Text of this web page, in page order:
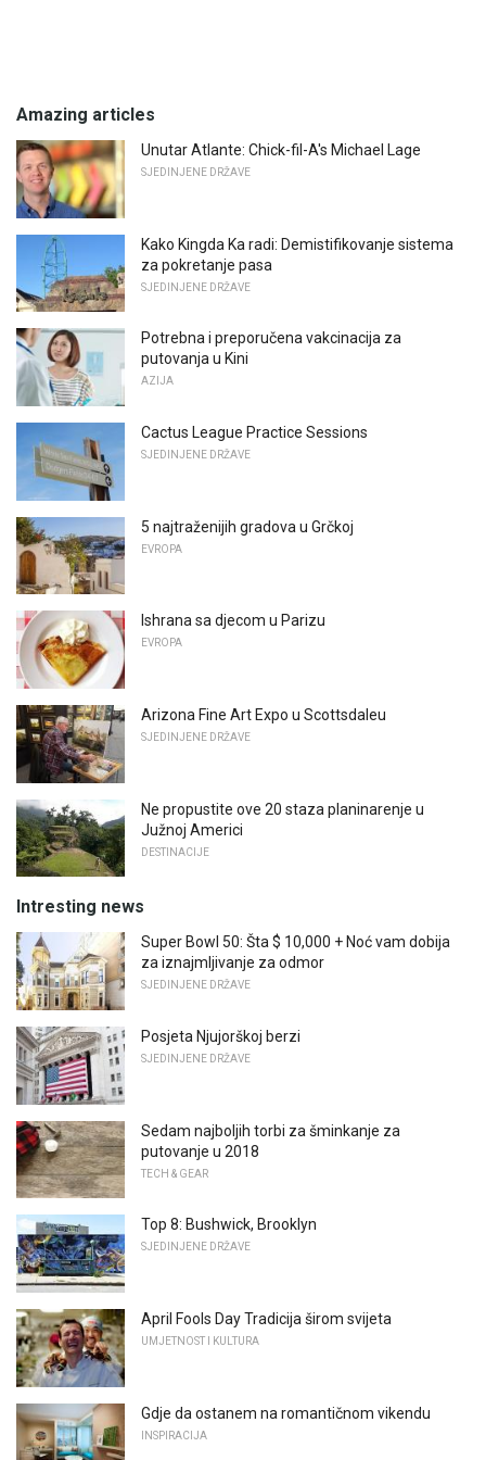
Amazing articles
Unutar Atlante: Chick-fil-A's Michael Lage
SJEDINJENE DRŽAVE
Kako Kingda Ka radi: Demistifikovanje sistema
za pokretanje pasa
SJEDINJENE DRŽAVE
Potrebna i preporučena vakcinacija za
putovanja u Kini
AZIJA
Cactus League Practice Sessions
SJEDINJENE DRŽAVE
5 najtraženijih gradova u Grčkoj
EVROPA
Ishrana sa djecom u Parizu
EVROPA
Arizona Fine Art Expo u Scottsdaleu
SJEDINJENE DRŽAVE
Ne propustite ove 20 staza planinarenje u
Južnoj Americi
DESTINACIJE
Intresting news
Super Bowl 50: Šta $ 10,000 + Noć vam dobija
za iznajmljivanje za odmor
SJEDINJENE DRŽAVE
Posjeta Njujorškoj berzi
SJEDINJENE DRŽAVE
Sedam najboljih torbi za šminkanje za
putovanje u 2018
TECH & GEAR
Top 8: Bushwick, Brooklyn
SJEDINJENE DRŽAVE
April Fools Day Tradicija širom svijeta
UMJETNOST I KULTURA
Gdje da ostanem na romantičnom vikendu
INSPIRACIJA